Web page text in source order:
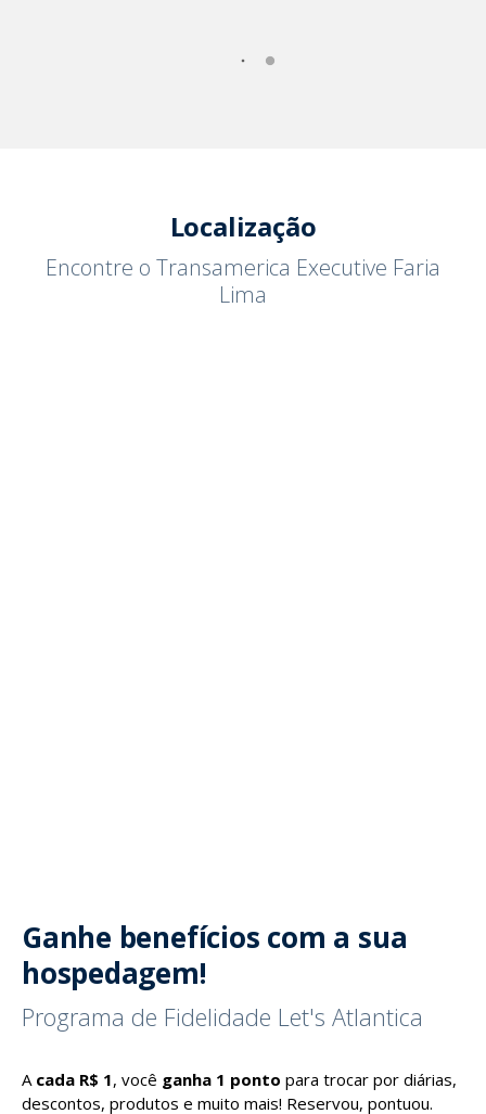
Localização
Encontre o Transamerica Executive Faria
Lima
Ganhe benefícios com a sua
hospedagem!
Programa de Fidelidade Let's Atlantica
A cada R$ 1, você ganha 1 ponto para trocar por diárias,
descontos, produtos e muito mais! Reservou, pontuou.